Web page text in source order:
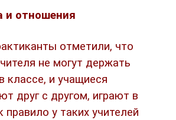
и отношения
отметили, что
не могут держать
классе, и учащиеся
друг с другом, играют в
правило у таких учителей